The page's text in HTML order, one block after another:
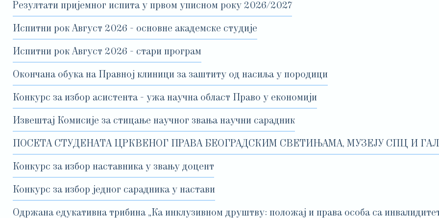
Резултати пријемног испита у првом уписном року 2026/2027
Испитни рок Август 2026 - основне академске студије
Испитни рок Август 2026 - стари програм
Окончана обука на Правној клиници за заштиту од насиља у породици
Конкурс за избор асистента - ужа научна област Право у економији
Извештај Комисије за стицање научног звања научни сарадник
ПОСЕТА СТУДЕНАТА ЦРКВЕНОГ ПРАВА БЕОГРАДСКИМ СВЕТИЊАМА, МУЗЕЈУ СПЦ И
Конкурс за избор наставника у звању доцент
Конкурс за избор једног сарадника у настави
Одржана едукативна трибина „Ка инклузивном друштву: положај и права особа са